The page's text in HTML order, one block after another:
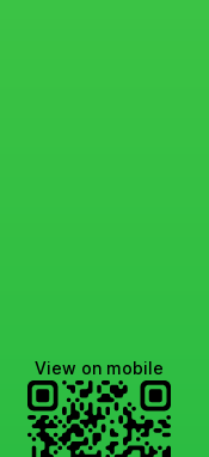
View on mobile